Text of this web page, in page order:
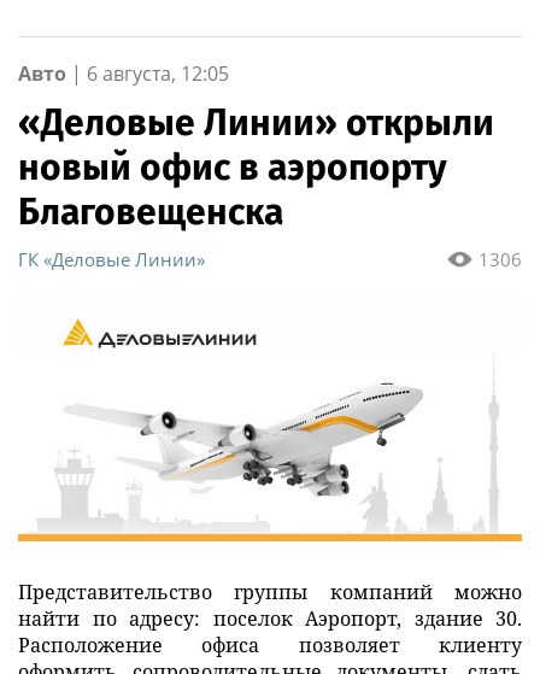
Авто | 6 августа, 12:05
«Деловые Линии» открыли
новый офис в аэропорту
Благовещенска
1306
ГК «Деловые Линии»
Представительство группы компаний можно
найти по адресу: поселок Аэропорт, здание 30.
Расположение офиса позволяет клиенту